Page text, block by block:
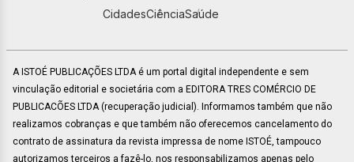
CidadesCiênciaSaúde
A ISTOÉ PUBLICAÇÕES LTDA é um portal digital independente e sem
vinculação editorial e societária com a EDITORA TRES COMÉRCIO DE
PUBLICACÕES LTDA (recuperação judicial). Informamos também que não
realizamos cobranças e que também não oferecemos cancelamento do
contrato de assinatura da revista impressa de nome ISTOÉ, tampouco
autorizamos terceiros a fazê-lo, nos responsabilizamos apenas pelo